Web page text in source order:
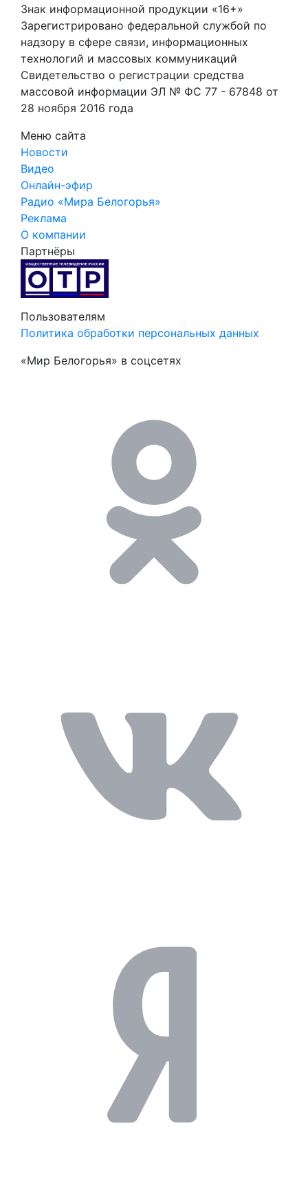
Знак информационной продукции «16+»
Зарегистрировано федеральной службой по
надзору в сфере связи, информационных
технологий и массовых коммуникаций
Свидетельство о регистрации средства
массовой информации ЭЛ № ФС 77 - 67848 от
28 ноября 2016 года
Меню сайта
Новости
Видео
Онлайн-эфир
Радио «Мира Белогорья»
Реклама
О компании
Партнёры
Пользователям
Политика обработки персональных данных
«Мир Белогорья» в соцсетях